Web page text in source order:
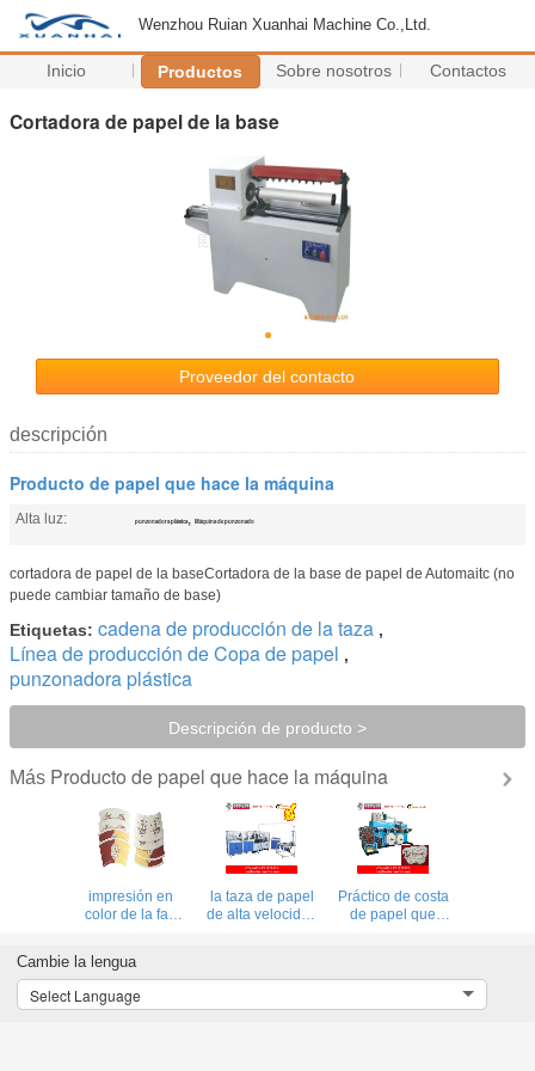
Wenzhou Ruian Xuanhai Machine Co.,Ltd.
Inicio Productos Sobre nosotros Contactos
Cortadora de papel de la base
Proveedor del contacto
descripción
Producto de papel que hace la máquina
Alta luz: punzonadora plástica, Máquina de punzonado
cortadora de papel de la baseCortadora de la base de papel de Automaitc (no
puede cambiar tamaño de base)
Etiquetas: cadena de producción de la taza ,
Línea de producción de Copa de papel ,
punzonadora plástica
Descripción de producto >
Más Producto de papel que hace la máquina
Sobres, etiqueta
de la cerveza,
la tarjeta redonda
manual
Mini tipo
disponible taza
supermercado,
el registro del
papel de aluminio
motores servos
Cambie la lengua
Select Language